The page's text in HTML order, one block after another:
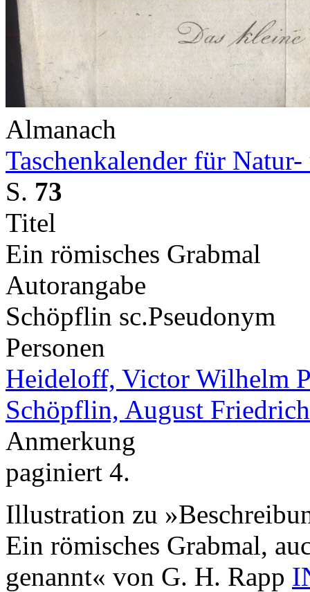
Almanach
Taschenkalender für
S. 73
Titel
Ein römisches Grabmal
Autorangabe
Schöpflin sc.Pseudonym
Personen
Heideloff, Victor Wilhelm
Schöpflin, August Friedrich
Anmerkung
paginiert 4.
Illustration zu
Ein römisches Grabmal,
genannt« von G. H. Rapp